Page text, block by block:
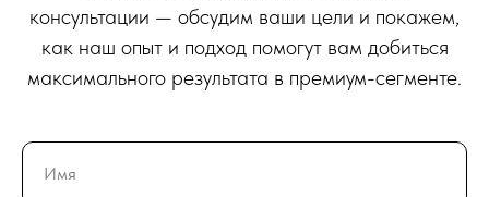
консультации — обсудим ваши цели и покажем,
как наш опыт и подход помогут вам добиться
максимального результата в премиум-сегменте.
Имя